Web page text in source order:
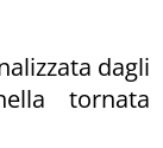
dagli
tornata